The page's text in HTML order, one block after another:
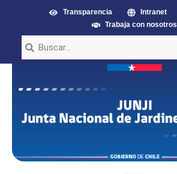
Transparencia Intranet
Trabaja con nosotros